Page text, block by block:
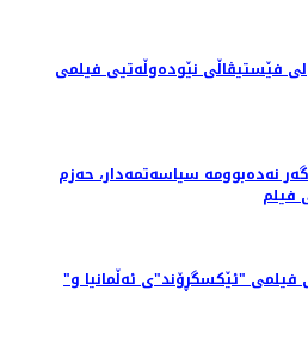
فێستیڤاڵی نێودەوڵەتیی فیلمی
نه‌ده‌بوومه‌ سیاسەتمەدار، حەزم
فیلم
"ئەزموون" لە فێستیڤاڵەکانی فیلمی "ئێکسگڕۆند"ی ئەڵمانیا و